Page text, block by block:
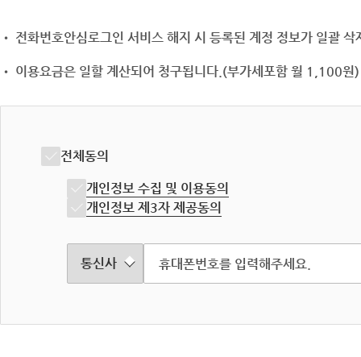
• 전화번호안심로그인 서비스 해지 시 등록된 계정 정보가 일괄
• 이용요금은 일할 계산되어 청구됩니다.(부가세포함 월 1,100원)
전체동의
개인정보 수집 및 이용동의
개인정보 제3자 제공동의